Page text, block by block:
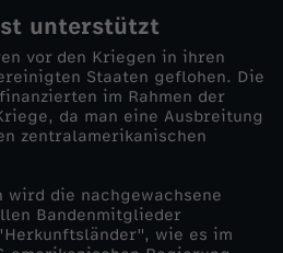
unterstützt
vor den Kriegen in ihren
Staaten geflohen. Die
im Rahmen der
da man eine Ausbreitung
zentralamerikanischen
wird die nachgewachsene
Bandenmitglieder
wie es im